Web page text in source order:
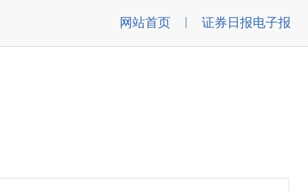
网站首页 | 证券日报电子报